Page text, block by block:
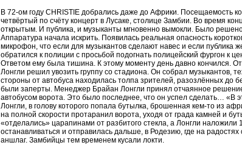
В 72-ом году CHRISTIE добрались даже до Африки. Посещаемость
четвёртый по счёту концерт в Лусаке, столице Замбии. Во время
открытым. И публика, и музыканты мгновенно вымокли. Было
Аппаратура начала искрить. Появилась реальная опасность
микрофон, что если для музыкантов сделают навес и если публика
обратился к полиции с просьбой подогнать полицейский фургон к
Ответом ему была тишина. К этому моменту день давно кончился.
Лонгли решил увозить группу со стадиона. Он собрал музыкантов,
стороны от автобуса находилась толпа зрителей, разозлённых до
были заперты. Менеджер Брайан Лонгли принял отчаянное
автобусом ворота. Это было последнее, что он успел сделать… «В
Лонгли, в голову которого попала бутылка, брошенная кем-то из
на полной скорости протаранил ворота, уходя от града камней и
«отделались» царапинами от разбитого стекла, а Лонгли
останавливаться и отправилась дальше, в Родезию, где на
аншлаг. Замбийцы тем временем кусали локти.